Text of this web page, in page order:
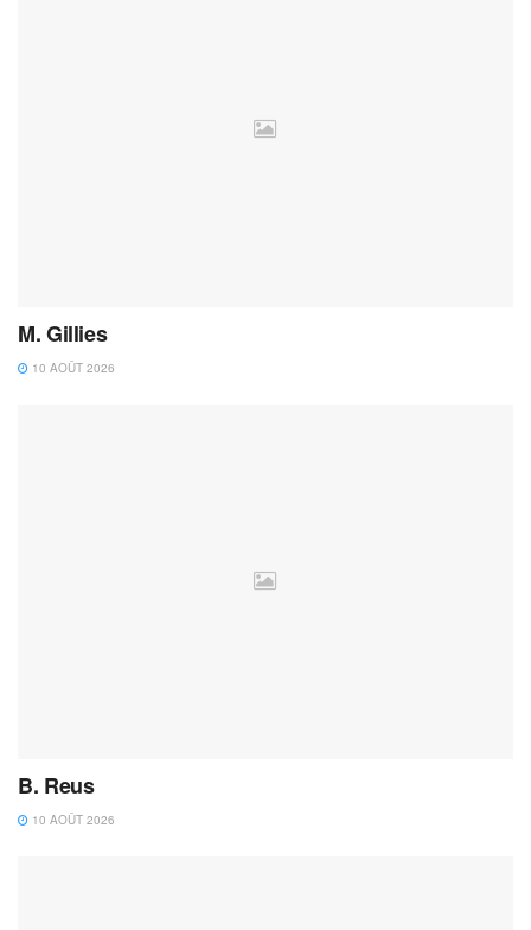
M. Gillies
10 AOÛT 2026
B. Reus
10 AOÛT 2026